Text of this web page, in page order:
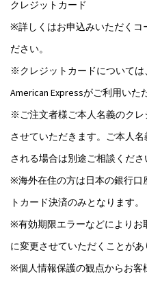
クレジットカード
※詳しくはお申込みいただくコ
ださい。
※クレジットカードについては
American Expressがご利用いた
※ご注文者様ご本人名義のクレ
させていただきます。ご本人
される場合は別途ご相談くださ
※海外在住の方は日本の銀行口
トカード決済のみとなります。
※有効期限エラーなどによりお
に変更させていただくことがあ
※個人情報保護の観点からお客